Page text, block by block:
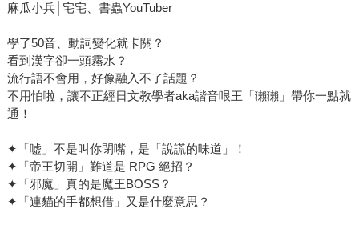
麻瓜小兵│宅宅、書蟲YouTuber
學了50音、動詞變化就卡關？
看到漢字卻一頭霧水？
流行語不會用，好像融入不了話題？
不用怕啦，讓不正經日文教學者aka諧音哏王「獺獺」帶你一點就
通！
✦「嘘」不是叫你閉嘴，是「說謊的味道」！
✦「帝王切開」難道是 RPG 絕招？
✦「邪魔」真的是魔王BOSS？
✦「連貓的手都想借」又是什麼意思？